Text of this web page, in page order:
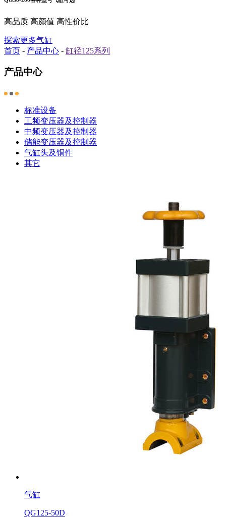
高品质 高颜值 高性价比
探索更多气缸
首页 - 产品中心 - 缸径125系列
产品中心
标准设备
工频变压器及控制器
中频变压器及控制器
储能变压器及控制器
气缸头及铜件
其它
气缸
QG125-50D